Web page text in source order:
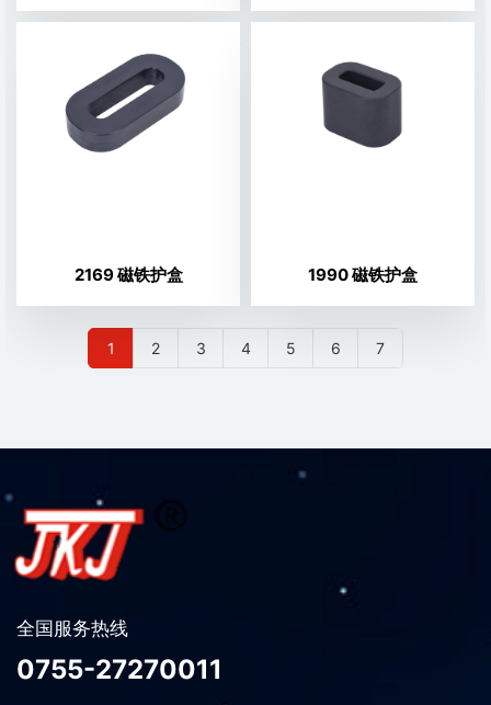
2169 磁铁护盒 1990 磁铁护盒
1 2 3 4 5 6 7
全国服务热线
0755-27270011